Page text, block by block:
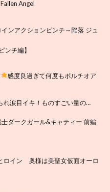
Angel
ンアクションピンチ～陥落 ジュ
ンチ編】
感度良過ぎて何度もポルチオア
れ涙目イキ！ものすごい量の…
士ダークガール&キャティー 前編
ロイン 奥様は美聖女仮面オーロ